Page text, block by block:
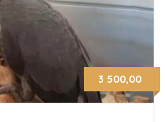
3 500,00